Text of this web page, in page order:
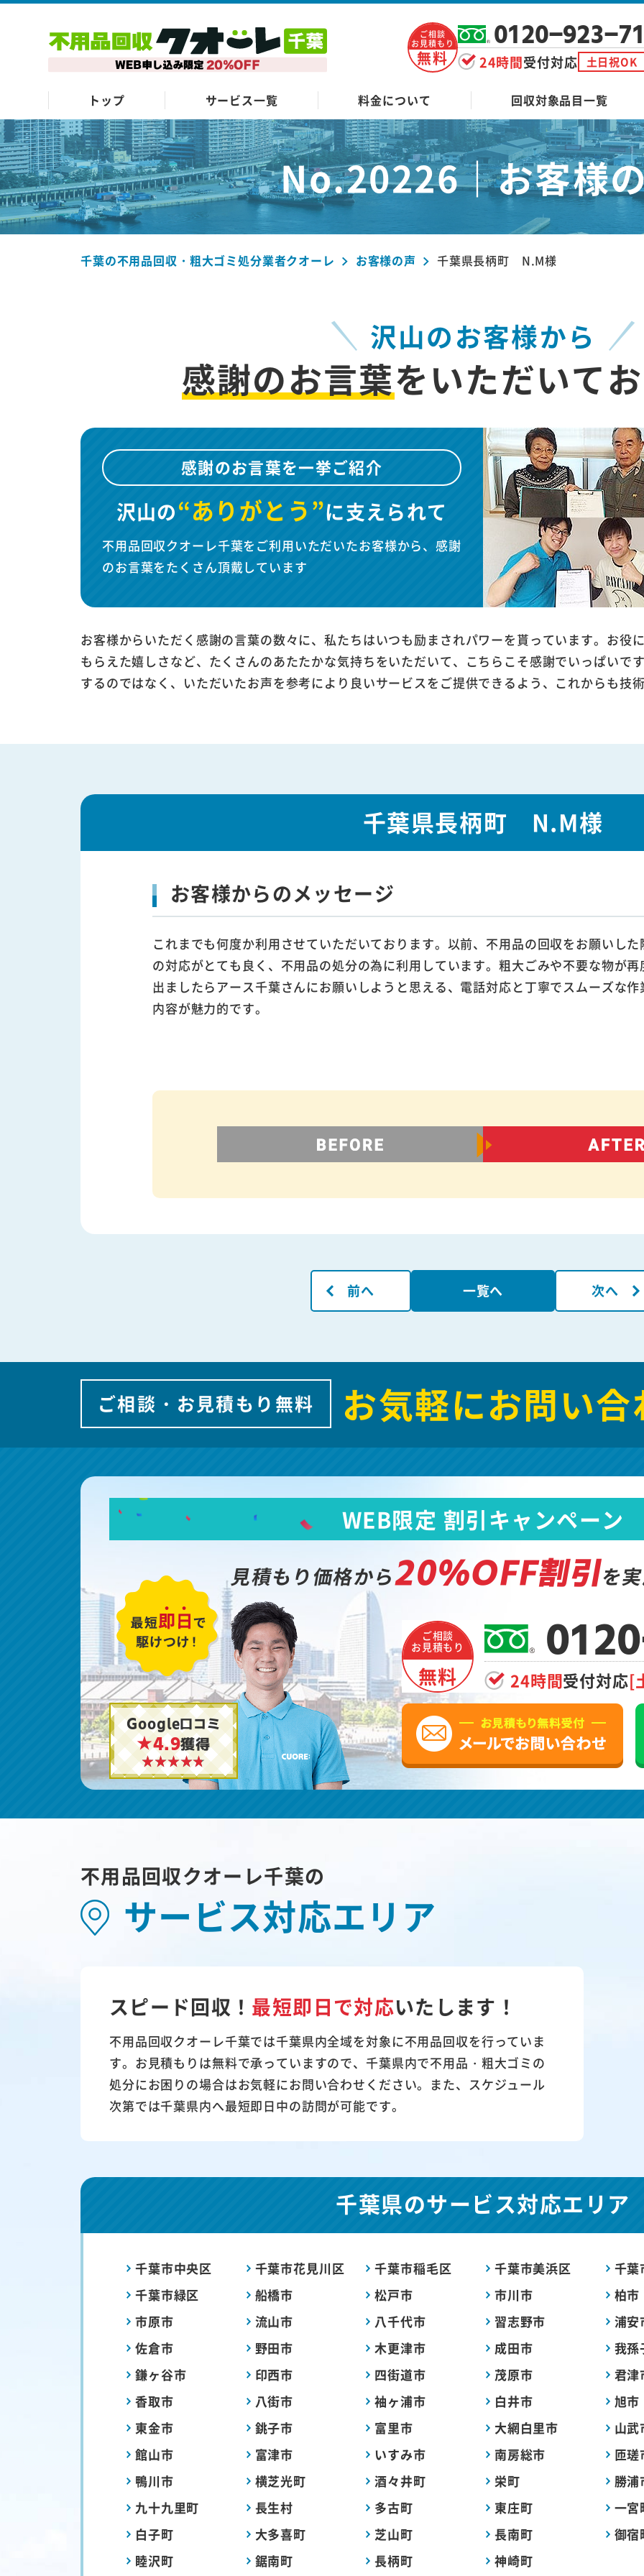
ご相談
お見積もり
無料
0120-923-
24時間受付対応 土日祝OK
トップ サービス一覧 料金について 回収対象品目一覧
No.20226｜お客様
千葉の不用品回収・粗大ゴミ処分業者クオーレ お客様の声 千葉県長柄町 N.M様
沢山のお客様から
感謝のお言葉をいただいて
感謝のお言葉を一挙ご紹介
沢山の“ありがとう”に支えられて
不用品回収クオーレ千葉をご利用いただいたお客様から、感謝
のお言葉をたくさん頂戴しています
お客様からいただく感謝の言葉の数々に、私たちはいつも励まされパワーを貰っています。お役
もらえた嬉しさなど、たくさんのあたたかな気持ちをいただいて、こちらこそ感謝でいっぱいで
するのではなく、いただいたお声を参考により良いサービスをご提供できるよう、これからも技
千葉県長柄町 N.M様
お客様からのメッセージ
これまでも何度か利用させていただいております。以前、不用品の回収をお願いした
の対応がとても良く、不用品の処分の為に利用しています。粗大ごみや不要な物が再
出ましたらアース千葉さんにお願いしようと思える、電話対応と丁寧でスムーズな作
内容が魅力的です。
前へ 一覧へ 次へ
ご相談・お見積もり無料 お気軽にお問い
Google口コミ
★4.9獲得
WEB限定 割引キャンペーン
見積もり価格から20%OFF割引を
ご相談
お見積もり
無料 24時間受付対応[
不用品回収クオーレ千葉の
サービス対応エリア
スピード回収！ 最短即日で対応いたします！
不用品回収クオーレ千葉では千葉県内全域を対象に不用品回収を行っていま
す。お見積もりは無料で承っていますので、千葉県内で不用品・粗大ゴミの
処分にお困りの場合はお気軽にお問い合わせください。また、スケジュール
次第では千葉県内へ最短即日中の訪問が可能です。
千葉県のサービス対応エリア
千葉市中央区 千葉市花見川区 千葉市稲毛区 千葉市美浜区
千葉
千葉市緑区
船橋市 松戸市 市川市
柏市
市原市
流山市 八千代市 習志野市
浦安
佐倉市
野田市 木更津市 成田市
我孫
鎌ヶ谷市
印西市 四街道市 茂原市
君津
香取市
八街市 袖ヶ浦市 白井市
旭市
東金市
銚子市 富里市 大網白里市
山武
館山市
富津市 いすみ市 南房総市
匝瑳
鴨川市
横芝光町 酒々井町 栄町
勝浦
九十九里町
長生村 多古町 東庄町
一宮
白子町
大多喜町 芝山町 長南町
御宿
睦沢町
鋸南町 長柄町 神崎町